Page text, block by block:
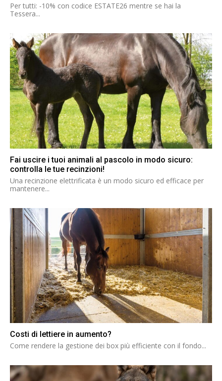
Per tutti: -10% con codice ESTATE26 mentre se hai la
Tessera...
Fai uscire i tuoi animali al pascolo in modo sicuro:
controlla le tue recinzioni!
Una recinzione elettrificata è un modo sicuro ed efficace per
mantenere...
Costi di lettiere in aumento?
Come rendere la gestione dei box più efficiente con il fondo...